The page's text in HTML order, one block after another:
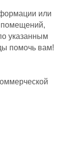
или
помещений,
указанным
помочь вам!